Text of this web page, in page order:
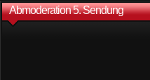
Abmoderation 5. Sendung